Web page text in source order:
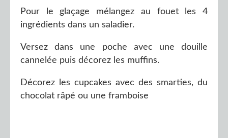
Pour le glaçage mélangez au fouet les 4
ingrédients dans un saladier.
Versez dans une poche avec une douille
cannelée puis décorez les muffins.
Décorez les cupcakes avec des smarties, du
chocolat râpé ou une framboise